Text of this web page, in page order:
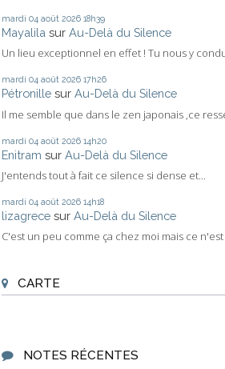
mardi 04 août 2026 18h39
Mayalila sur Au-Delà du Silence
Un lieu exceptionnel en effet ! Tu nous y
mardi 04 août 2026 17h26
Pétronille sur Au-Delà du Silence
Il me semble que dans le zen japonais ,ce
mardi 04 août 2026 14h20
Enitram sur Au-Delà du Silence
J'entends tout à fait ce silence si dense et...
mardi 04 août 2026 14h18
lizagrece sur Au-Delà du Silence
C'est un peu comme ça chez moi mais ce n'est
CARTE
NOTES RÉCENTES